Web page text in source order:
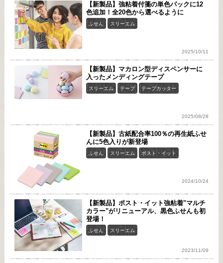
【新製品】強粘着付箋の単色パックに12
色追加！全20色から選べるように
ふせん スリーエム
2025/10/11
【新製品】マカロン型ディスペンサーに
入ったメンディングテープ
スリーエム テープ テープカッター
2025/08/28
【新製品】古紙配合率100％の再生紙ふせ
んに5色入りが新登場
ふせん スリーエム ポスト・イット
2024/10/24
【新製品】ポスト・イット強粘着"マルチ
カラー"がリニューアル、黒色ふせんも初
登場！
ふせん スリーエム
2023/11/09